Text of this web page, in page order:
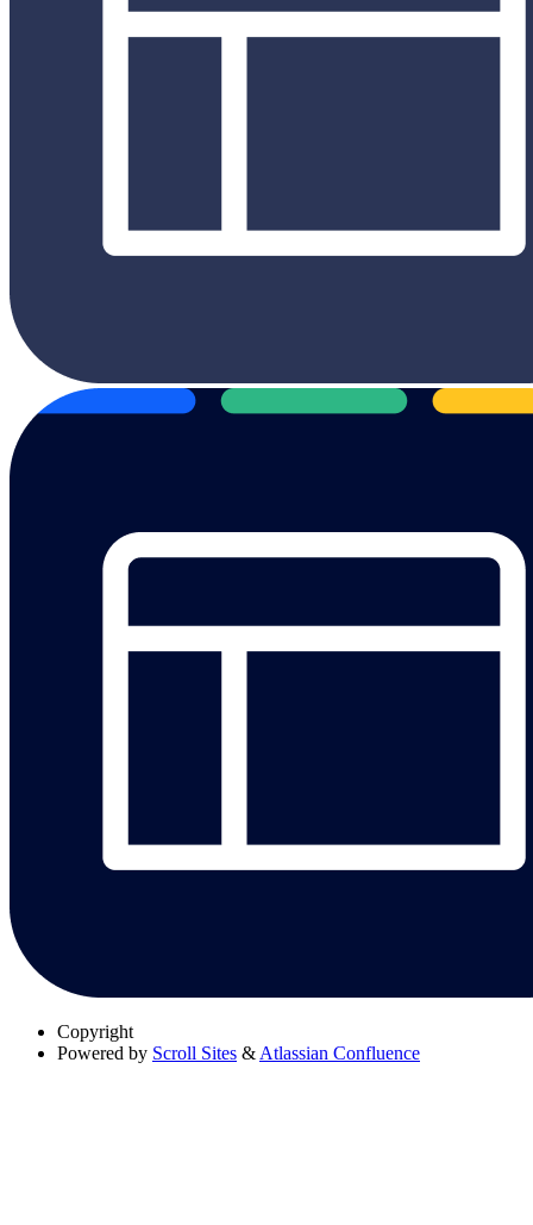
Copyright
Powered by Scroll Sites & Atlassian Confluence